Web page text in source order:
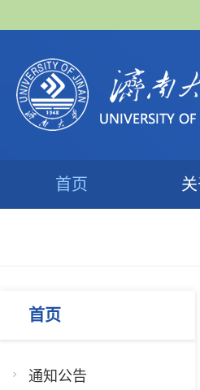
首页 关
首页
通知公告